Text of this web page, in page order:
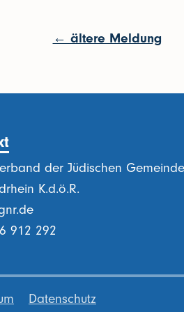
← ältere Meldung
der Jüdischen
K.d.ö.R.
912 292
Datenschutz